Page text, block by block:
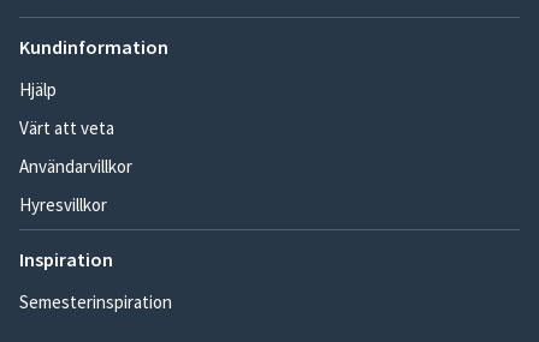
Kundinformation
Hjälp
Värt att veta
Användarvillkor
Hyresvillkor
Inspiration
Semesterinspiration